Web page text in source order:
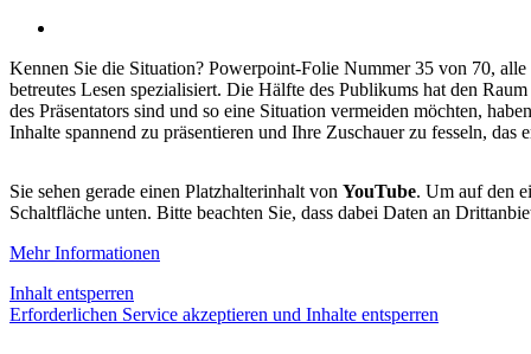
Kennen Sie die Situation? Powerpoint-Folie Nummer 35 von 70,
betreutes Lesen spezialisiert. Die Hälfte des Publikums hat den
des Präsentators sind und so eine Situation vermeiden möchten,
Inhalte spannend zu präsentieren und Ihre Zuschauer zu fesseln, das
Sie sehen gerade einen Platzhalterinhalt von YouTube. Um auf den
Schaltfläche unten. Bitte beachten Sie, dass dabei Daten an
Mehr Informationen
Inhalt entsperren
Erforderlichen Service akzeptieren und Inhalte entsperren